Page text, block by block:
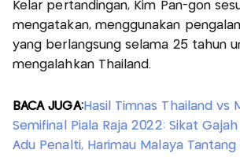
Kelar pertandingan, Kim Pan-gon
mengatakan, menggunakan
yang berlangsung selama 25 tahun
mengalahkan Thailand.
BACA JUGA:Hasil Timnas Thailand vs
Semifinal Piala Raja 2022: Sikat
Adu Penalti, Harimau Malaya Tantang